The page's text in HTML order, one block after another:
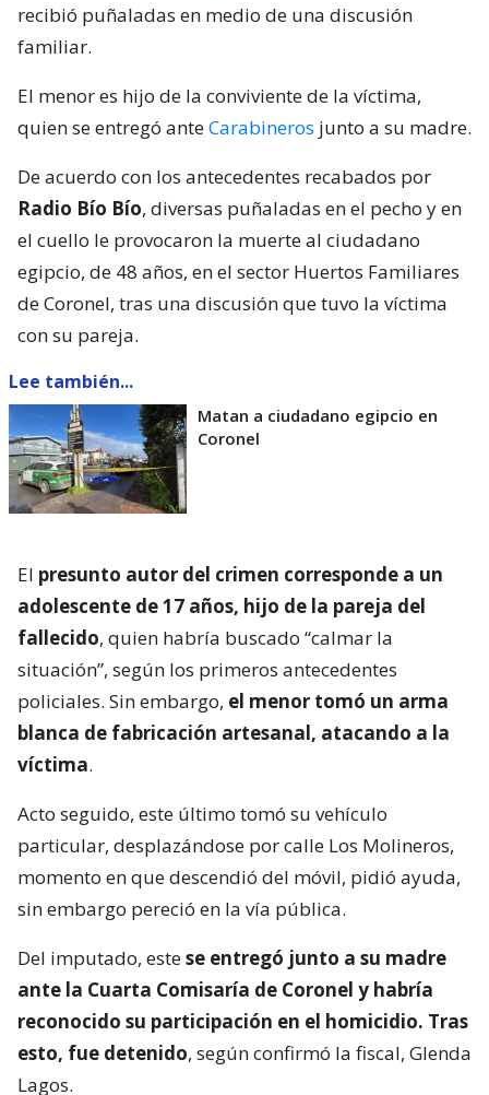
recibió puñaladas en medio de una discusión
familiar.
El menor es hijo de la conviviente de la víctima,
quien se entregó anteCarabineros junto a su madre.
De acuerdo con los antecedentes recabados por
Radio Bío Bío, diversas puñaladas en el pecho y en
el cuello le provocaron la muerte al ciudadano
egipcio, de 48 años, en el sector Huertos Familiares
de Coronel, tras una discusión que tuvo la víctima
con su pareja.
Lee también...
Matan a ciudadano egipcio en
Coronel
El presunto autor del crimen corresponde a un
adolescente de 17 años, hijo de la pareja del
fallecido, quien habría buscado “calmar la
situación”, según los primeros antecedentes
policiales. Sin embargo, el menor tomó un arma
blanca de fabricación artesanal, atacando a la
víctima.
Acto seguido, este último tomó su vehículo
particular, desplazándose por calle Los Molineros,
momento en que descendió del móvil, pidió ayuda,
sin embargo pereció en la vía pública.
Del imputado, estese entregó junto a su madre
ante la Cuarta Comisaría de Coronel y habría
reconocido su participación en el homicidio. Tras
esto, fue detenido, según confirmó la fiscal, Glenda
Lagos.